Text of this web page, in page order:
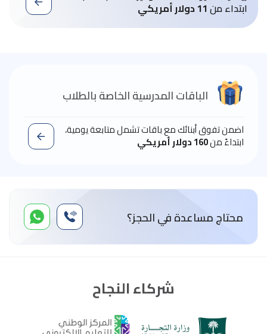
ابتداء من11 دولار أمريكي
الباقات المدرسية الخاصة بالطلاب
اضمن تفوق أبنائك مع باقات تشمل متابعة يومية،
ابتداءً من160 دولار أمريكي
محتاج مساعدة في الحجز؟
شركاء النجاح